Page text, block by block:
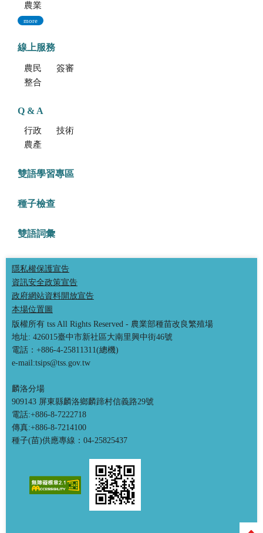
農業部特約員工協助方案諮詢服務
more
線上服務
農民學院
簽審通關共同作業平台
整合型植物種苗檢測服務多元平台
Q & A
行政方面
技術方面
農產品食安專區
雙語學習專區
種子檢查
雙語詞彙
隱私權保護宣告
資訊安全政策宣告
政府網站資料開放宣告
本場位置圖
版權所有 tss All Rights Reserved - 農業部種苗改良繁殖場
地址: 426015臺中市新社區大南里興中街46號
電話：+886-4-25811311(總機)
e-mail:tsips@tss.gov.tw
麟洛分場
909143 屏東縣麟洛鄉麟蹄村信義路29號
電話:+886-8-7222718
傳真:+886-8-7214100
種子(苗)供應專線：04-25825437